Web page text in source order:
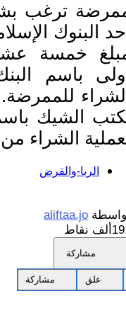
ترغب
البنوك
خمسة
باسم
الشيك
الشراء
الربا-والقرض
aliftaa.jo
نقاط
مشاركة
علق مشاركة